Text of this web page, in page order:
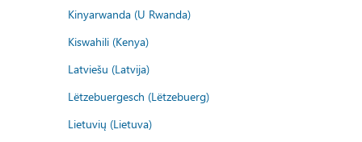
Kinyarwanda (U Rwanda)
Kiswahili (Kenya)
Latviešu (Latvija)
Lëtzebuergesch (Lëtzebuerg)
Lietuvių (Lietuva)